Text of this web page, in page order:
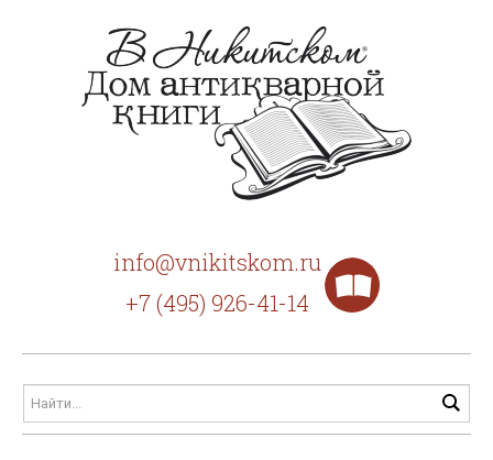
info@vnikitskom.ru
+7 (495) 926-41-14